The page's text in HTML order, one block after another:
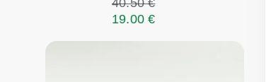
19.00 €
Izcils serviss!